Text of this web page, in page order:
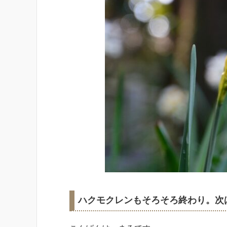
ハクモクレンもそろそろ終わり。次